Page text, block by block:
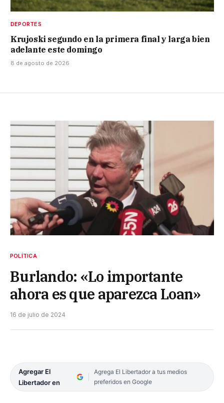
DEPORTES
Krujoski segundo en la primera final y larga bien
adelante este domingo
8 de agosto de 2026
POLÍTICA
Burlando: «Lo importante
ahora es que aparezca Loan»
16 de julio de 2024
Agregar El
Libertador en
Agrega El Libertador a tus medios
preferidos en Google